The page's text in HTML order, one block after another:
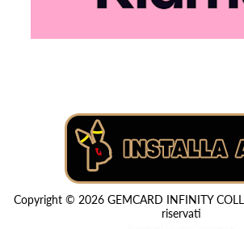
Copyright © 2026 GEMCARD INFINITY
riservati